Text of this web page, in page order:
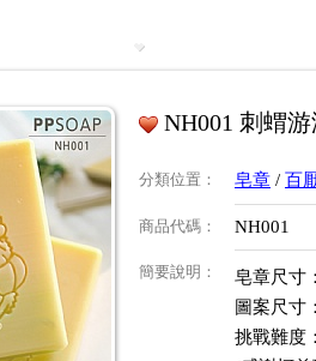
NH001 刺蝟
分類位置 ： 皂章 / 百
商品代碼 ： NH001
簡要說明 ：
皂章尺寸
圖案尺寸
挑戰難